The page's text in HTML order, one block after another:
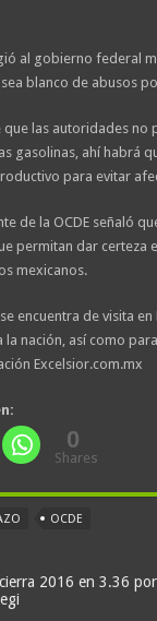
al gobierno federal
blanco de abusos
que las autoridades no
gasolinas, ahí habrá
para evitar
de la OCDE señaló
permitan dar certeza
mexicanos.
encuentra de visita
la nación, así como
Excelsior.com.mx
0
Shares
OCDE
2016 en 3.36 por